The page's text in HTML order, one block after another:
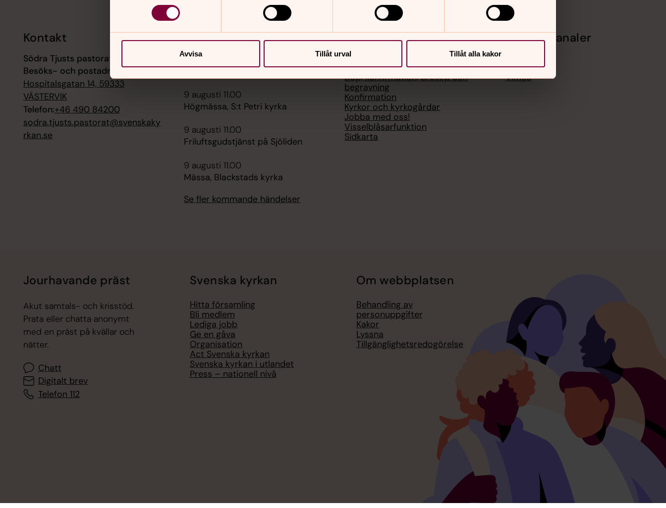
Avvisa Tillåt urval Tillåt alla kakor
Kontakt
Södra Tjusts pastorat
Besöks- och postadress:
Hospitalsgatan 14, 59333
VÄSTERVIK
Telefon:+46 490 84200
sodra.tjusts.pastorat@svenskaky
rkan.se
Kalender
9 augusti 10.00
Mässa, Misterhults kyrka
9 augusti 11.00
Högmässa, S:t Petri kyrka
9 augusti 11.00
Friluftsgudstjänst på Sjöliden
9 augusti 11.00
Mässa, Blackstads kyrka
Se fler kommande händelser
Hitta snabbt
Kontakta oss
Kalender - Vad händer i kyrkan
Dop, konfirmation, bröllop och
begravning
Konfirmation
Kyrkor och kyrkogårdar
Jobba med oss!
Visselblåsarfunktion
Sidkarta
Sociala kanaler
Instagram
Vimeo
Jourhavande präst
Akut samtals- och krisstöd.
Prata eller chatta anonymt
med en präst på kvällar och
nätter.
Chatt
Digitalt brev
Telefon 112
Svenska kyrkan
Hitta församling
Bli medlem
Lediga jobb
Ge en gåva
Organisation
Act Svenska kyrkan
Svenska kyrkan i utlandet
Press – nationell nivå
Om webbplatsen
Behandling av
personuppgifter
Kakor
Lyssna
Tillgänglighetsredogörelse